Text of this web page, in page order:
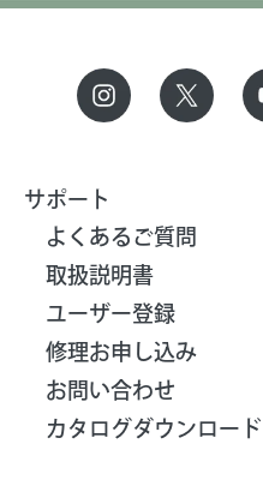
サポート
よくあるご質問
取扱説明書
ユーザー登録
修理お申し込み
お問い合わせ
カタログダウンロード